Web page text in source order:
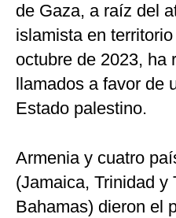
de Gaza, a raíz del
islamista en
octubre de 2023, ha
llamados a favor de
Estado palestino.
Armenia y cuatro
(Jamaica, Trinidad y
Bahamas) dieron el